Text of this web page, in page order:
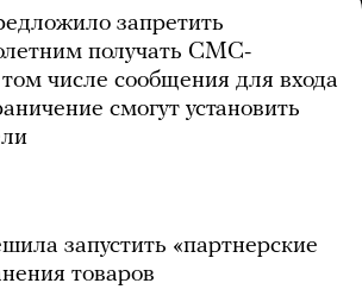
запретить
получать СМС-
числе сообщения для входа
смогут установить
запустить «партнерские
товаров